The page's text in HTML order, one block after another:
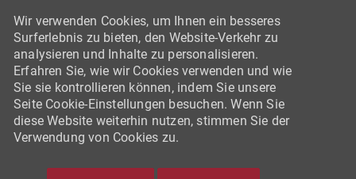
Wir verwenden Cookies, um Ihnen ein besseres
Surferlebnis zu bieten, den Website-Verkehr zu
analysieren und Inhalte zu personalisieren.
Erfahren Sie, wie wir Cookies verwenden und wie
Sie sie kontrollieren können, indem Sie unsere
Seite Cookie-Einstellungen besuchen. Wenn Sie
diese Website weiterhin nutzen, stimmen Sie der
Verwendung von Cookies zu.